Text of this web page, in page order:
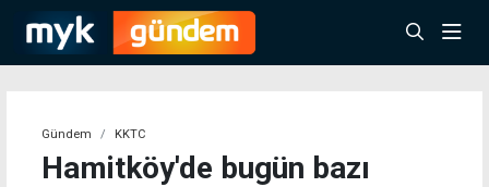
Gündem KKTC
Hamitköy'de bugün bazı